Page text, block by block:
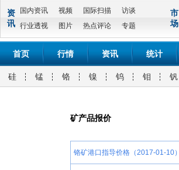
资
讯
国内资讯 视频 国际扫描
访谈
行业透视
图片 热点评论 专题
市
场
首页 行情 资讯 统计
硅 锰 铬 镍 钨 钼 钒
矿产品报价
铬矿港口指导价格（2017-01-10）